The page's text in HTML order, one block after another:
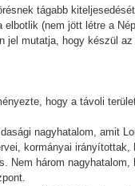
tágabb
(nem jött létre a
jel mutatja, hogy készül az
hogy a távoli
nagyhatalom, amit
kormányai irányítottak,
Nem három nagyhatalom,